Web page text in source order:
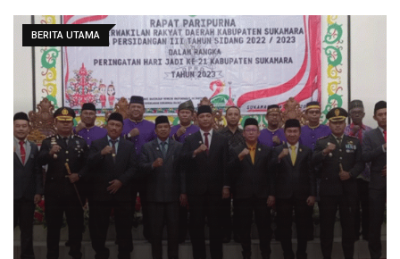
BERITA UTAMA